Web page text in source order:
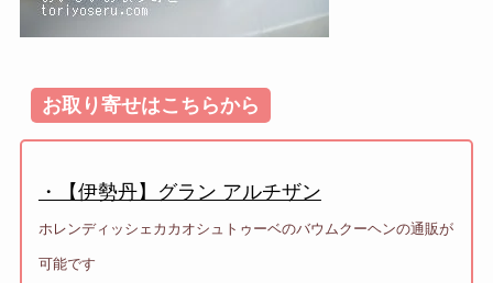
お取り寄せはこちらから
・【伊勢丹】グラン アルチザン
ホレンディッシェカカオシュトゥーベのバウムクーヘンの通販が
可能です